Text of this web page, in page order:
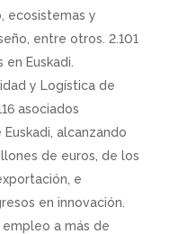
ecosistemas y
entre otros. 2.101
Euskadi.
y Logística de
asociados
alcanzando
de euros, de los
e
en innovación.
empleo a más de